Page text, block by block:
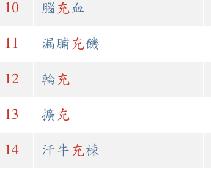
10 腦 充血
11 漏脯 充饑
12 輪 充
13 擴 充
14 汗牛 充棟